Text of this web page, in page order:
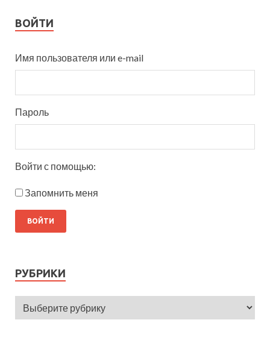
ВОЙТИ
Имя пользователя или e-mail
Пароль
Войти с помощью:
Запомнить меня
РУБРИКИ